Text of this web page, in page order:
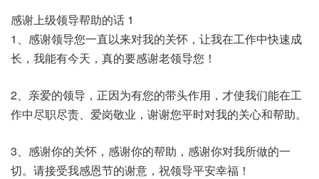
感谢上级领导帮助的话 1
1、感谢领导您一直以来对我的关怀，让我在工作中快速成
长，我能有今天，真的要感谢老领导您！
2、亲爱的领导，正因为有您的带头作用，才使我们能在工
作中尽职尽责、爱岗敬业，谢谢您平时对我的关心和帮助。
3、感谢你的关怀，感谢你的帮助，感谢你对我所做的一
切。请接受我感恩节的谢意，祝领导平安幸福！